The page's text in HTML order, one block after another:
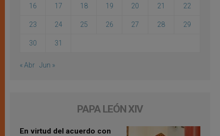
16 17 18 19 20 21 22
23 24 25 26 27 28 29
30 31
« Abr Jun »
PAPA LEÓN XIV
En virtud del acuerdo con